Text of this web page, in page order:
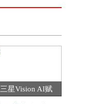
三星Vision AI赋